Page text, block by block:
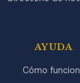
AYUDA
Cómo